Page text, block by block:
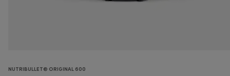
NUTRIBULLET® ORIGINAL 600